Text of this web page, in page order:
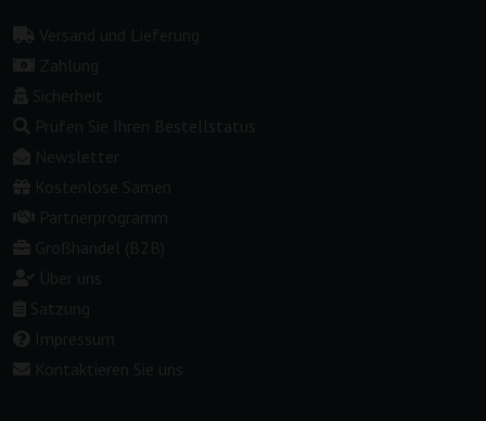
Versand und Lieferung
Zahlung
Sicherheit
Prüfen Sie Ihren Bestellstatus
Newsletter
Kostenlose Samen
Partnerprogramm
Großhandel (B2B)
Über uns
Satzung
Impressum
Kontaktieren Sie uns